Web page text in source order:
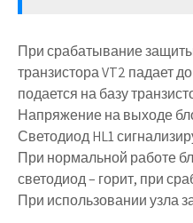
При срабатывание
транзистора VT2 падает
подается на базу
Напряжение на выходе
Светодиод HL1
При нормальной работе
светодиод – горит, при
При использовании узла